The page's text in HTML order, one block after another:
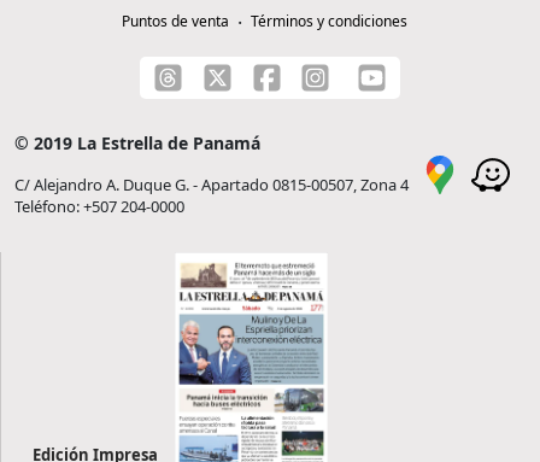
Puntos de venta
Términos y condiciones
© 2019 La Estrella de Panamá
C/ Alejandro A. Duque G. - Apartado 0815-00507, Zona 4
Teléfono: +507 204-0000
Edición Impresa